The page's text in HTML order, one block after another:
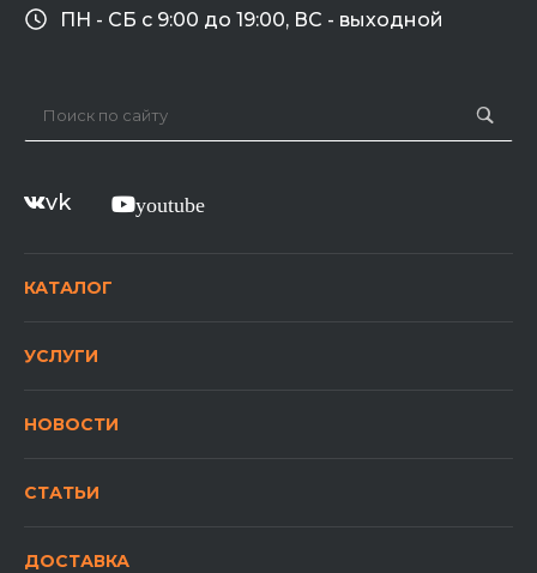
ПН - СБ с 9:00 до 19:00, ВС - выходной
vk youtube
КАТАЛОГ
УСЛУГИ
НОВОСТИ
СТАТЬИ
ДОСТАВКА